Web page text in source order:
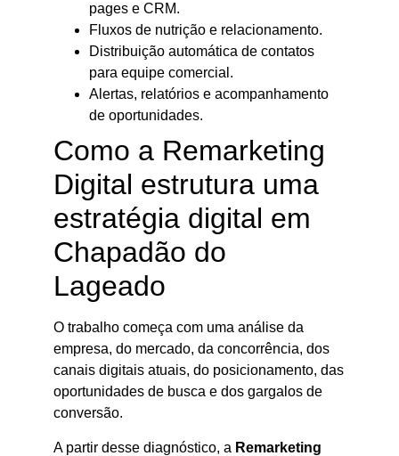
pages e CRM.
Fluxos de nutrição e relacionamento.
Distribuição automática de contatos
para equipe comercial.
Alertas, relatórios e acompanhamento
de oportunidades.
Como a Remarketing
Digital estrutura uma
estratégia digital em
Chapadão do
Lageado
O trabalho começa com uma análise da
empresa, do mercado, da concorrência, dos
canais digitais atuais, do posicionamento, das
oportunidades de busca e dos gargalos de
conversão.
A partir desse diagnóstico, a Remarketing